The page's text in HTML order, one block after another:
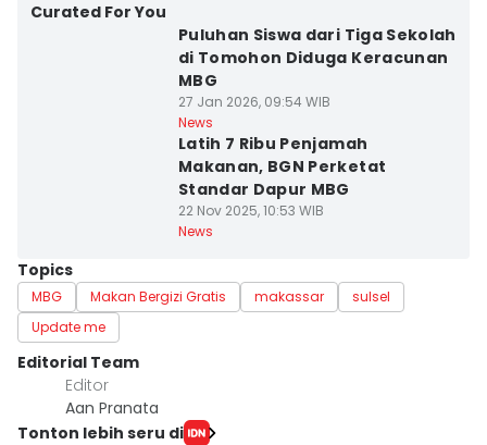
Curated For You
Puluhan Siswa dari Tiga Sekolah
di Tomohon Diduga Keracunan
MBG
27 Jan 2026, 09:54 WIB
News
Latih 7 Ribu Penjamah
Makanan, BGN Perketat
Standar Dapur MBG
22 Nov 2025, 10:53 WIB
News
Topics
MBG Makan Bergizi Gratis makassar
sulsel
Update me
Editorial Team
Editor
Aan Pranata
Tonton lebih seru di